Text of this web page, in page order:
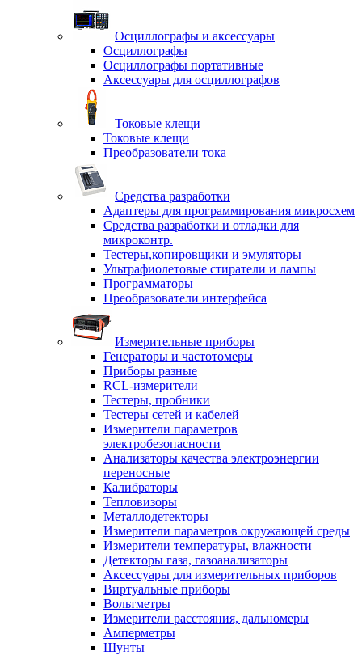
Осциллографы и аксессуары
Осциллографы
Осциллографы портативные
Аксессуары для осциллографов
Токовые клещи
Токовые клещи
Преобразователи тока
Средства разработки
Адаптеры для программирования микросхем
Средства разработки и отладки для
микроконтр.
Тестеры,копировщики и эмуляторы
Ультрафиолетовые стиратели и лампы
Программаторы
Преобразователи интерфейса
Измерительные приборы
Генераторы и частотомеры
Приборы разные
RCL-измерители
Тестеры, пробники
Тестеры сетей и кабелей
Измерители параметров
электробезопасности
Анализаторы качества электроэнергии
переносные
Калибраторы
Тепловизоры
Металлодетекторы
Измерители параметров окружающей среды
Измерители температуры, влажности
Детекторы газа, газоанализаторы
Аксессуары для измерительных приборов
Виртуальные приборы
Вольтметры
Измерители расстояния, дальномеры
Амперметры
Шунты